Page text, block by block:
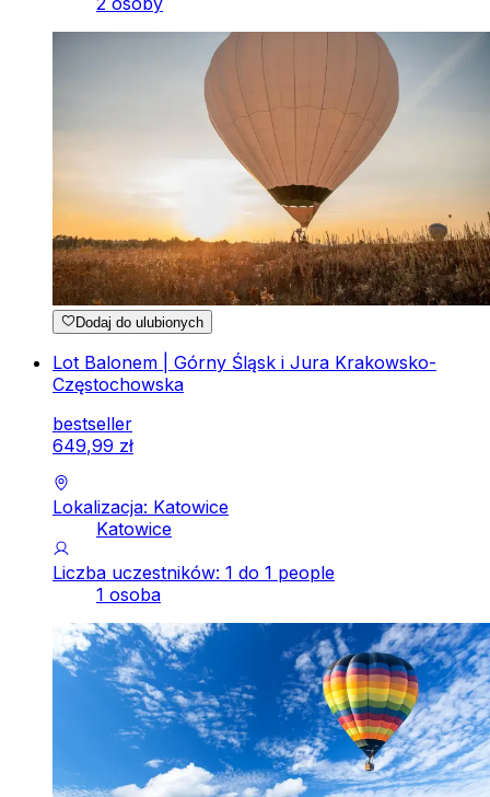
Dodaj do ulubionych
Lot Balonem | Górny Śląsk i Jura Krakowsko-
Częstochowska
bestseller
649,99 zł
Lokalizacja: Katowice
Katowice
Liczba uczestników: 1 do 1 people
1 osoba